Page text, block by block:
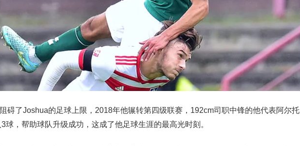
碍了Joshua的足球上限，2018年他辗转第四级联赛，192cm司职中锋的他代表阿尔托
球，帮助球队升级成功，这成了他足球生涯的最高光时刻。